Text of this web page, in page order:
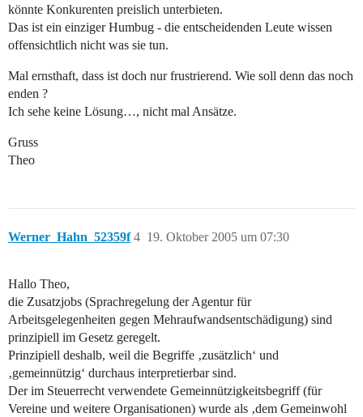
könnte Konkurenten preislich unterbieten.
Das ist ein einziger Humbug - die entscheidenden Leute wissen
offensichtlich nicht was sie tun.
Mal ernsthaft, dass ist doch nur frustrierend. Wie soll denn das noch
enden ?
Ich sehe keine Lösung…, nicht mal Ansätze.
Gruss
Theo
Werner_Hahn_52359f 19. Oktober 2005 um 07:30
4
Hallo Theo,
die Zusatzjobs (Sprachregelung der Agentur für
Arbeitsgelegenheiten gegen Mehraufwandsentschädigung) sind
prinzipiell im Gesetz geregelt.
Prinzipiell deshalb, weil die Begriffe ‚zusätzlich‘ und
‚gemeinnützig‘ durchaus interpretierbar sind.
Der im Steuerrecht verwendete Gemeinnützigkeitsbegriff (für
Vereine und weitere Organisationen) wurde als ‚dem Gemeinwohl